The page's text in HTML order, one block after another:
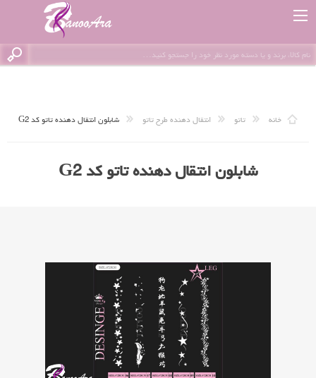
خانه تاتو انتقال دهنده طرح تاتو شابلون انتقال دهنده تاتو کد G2
شابلون انتقال دهنده تاتو کد G2